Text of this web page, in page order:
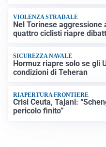
VIOLENZA STRADALE
Nel Torinese
quattro ciclisti riapre
SICUREZZA NAVALE
Hormuz riapre solo se gli
condizioni di Teheran
RIAPERTURA FRONTIERE
Crisi Ceuta, Tajani:
pericolo finito”